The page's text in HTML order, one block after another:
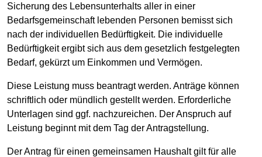
Sicherung des Lebensunterhalts aller in einer
Bedarfsgemeinschaft lebenden Personen bemisst sich
nach der individuellen Bedürftigkeit. Die individuelle
Bedürftigkeit ergibt sich aus dem gesetzlich festgelegten
Bedarf, gekürzt um Einkommen und Vermögen.
Diese Leistung muss beantragt werden. Anträge können
schriftlich oder mündlich gestellt werden. Erforderliche
Unterlagen sind ggf. nachzureichen. Der Anspruch auf
Leistung beginnt mit dem Tag der Antragstellung.
Der Antrag für einen gemeinsamen Haushalt gilt für alle